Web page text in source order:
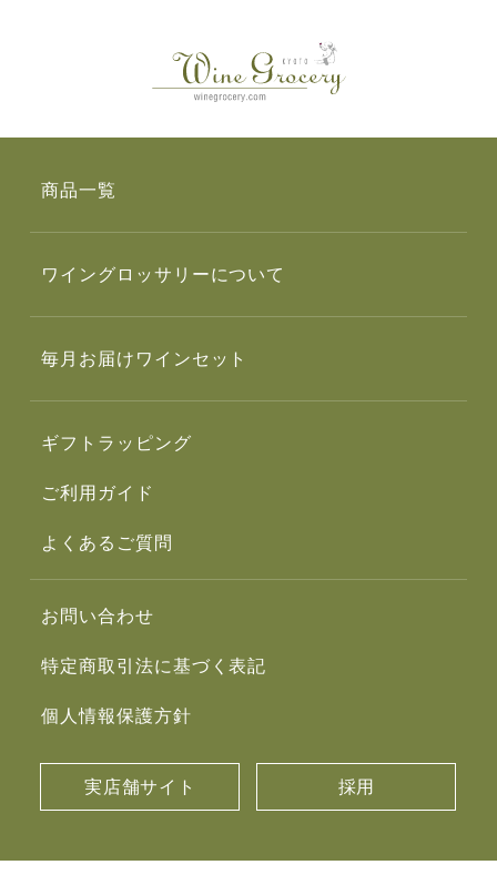
商品一覧
ワイングロッサリーについて
毎月お届けワインセット
ギフトラッピング
ご利用ガイド
よくあるご質問
お問い合わせ
特定商取引法に基づく表記
個人情報保護方針
実店舗サイト 採用